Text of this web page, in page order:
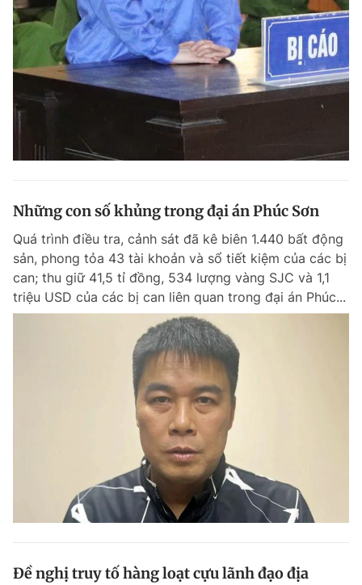
Những con số khủng trong đại án Phúc Sơn
Quá trình điều tra, cảnh sát đã kê biên 1.440 bất động
sản, phong tỏa 43 tài khoản và sổ tiết kiệm của các bị
can; thu giữ 41,5 tỉ đồng, 534 lượng vàng SJC và 1,1
triệu USD của các bị can liên quan trong đại án Phúc...
Đề nghị truy tố hàng loạt cựu lãnh đạo địa